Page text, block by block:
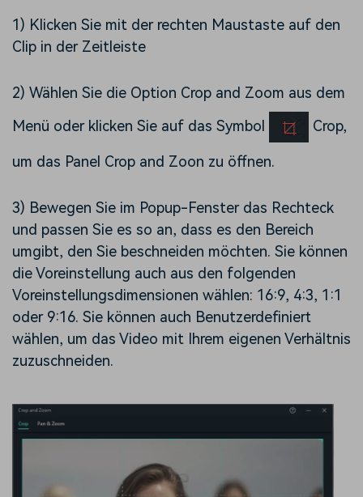
1) Klicken Sie mit der rechten Maustaste auf den
Clip in der Zeitleiste
2) Wählen Sie die Option Crop and Zoom aus dem
Menü oder klicken Sie auf das Symbol
Crop,
um das Panel Crop and Zoon zu öffnen.
3) Bewegen Sie im Popup-Fenster das Rechteck
und passen Sie es so an, dass es den Bereich
umgibt, den Sie beschneiden möchten. Sie können
die Voreinstellung auch aus den folgenden
Voreinstellungsdimensionen wählen: 16:9, 4:3, 1:1
oder 9:16. Sie können auch Benutzerdefiniert
wählen, um das Video mit Ihrem eigenen Verhältnis
zuzuschneiden.